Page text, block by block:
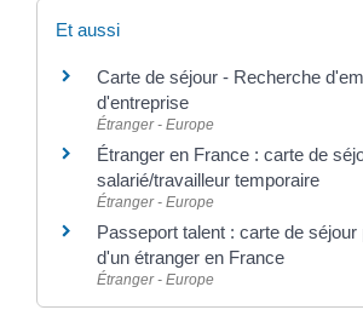
Et aussi
Carte de séjour - Recherche
d'entreprise
Étranger - Europe
Étranger en France : carte de
salarié/travailleur temporaire
Étranger - Europe
Passeport talent : carte de séjour
d'un étranger en France
Étranger - Europe